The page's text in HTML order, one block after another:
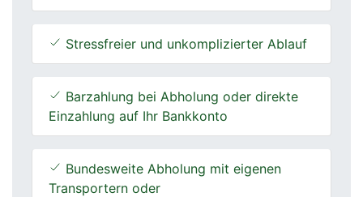
Stressfreier und unkomplizierter Ablauf
Barzahlung bei Abholung oder direkte
Einzahlung auf Ihr Bankkonto
Bundesweite Abholung mit eigenen
Transportern oder